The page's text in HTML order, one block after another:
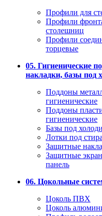
Профили для
Профили
столешниц
Профили
торцевые
05. Гигиенические
накладки, базы под
Поддоны
гигиенические
Поддоны
гигиенические
Базы под
Лотки под
Защитные
Защитные
панель
06. Цокольные
Цоколь ПВХ
Цоколь